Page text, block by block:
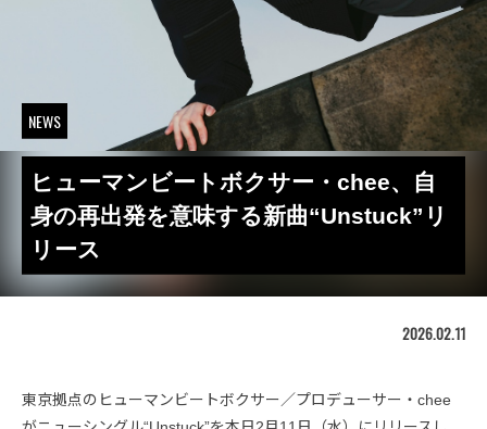
NEWS
ヒューマンビートボクサー・chee、自
身の再出発を意味する新曲“Unstuck”リ
リース
2026.02.11
東京拠点のヒューマンビートボクサー／プロデューサー・chee